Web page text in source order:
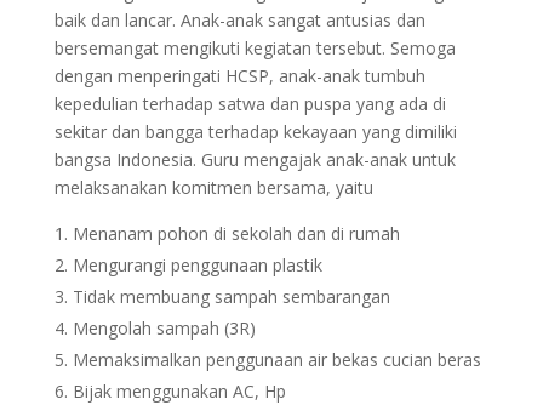
baik dan lancar. Anak-anak sangat antusias dan
bersemangat mengikuti kegiatan tersebut. Semoga
dengan menperingati HCSP, anak-anak tumbuh
kepedulian terhadap satwa dan puspa yang ada di
sekitar dan bangga terhadap kekayaan yang dimiliki
bangsa Indonesia. Guru mengajak anak-anak untuk
melaksanakan komitmen bersama, yaitu
Menanam pohon di sekolah dan di rumah
Mengurangi penggunaan plastik
Tidak membuang sampah sembarangan
Mengolah sampah (3R)
Memaksimalkan penggunaan air bekas cucian beras
Bijak menggunakan AC, Hp